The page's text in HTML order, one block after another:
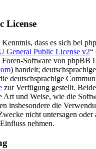
License
dass es sich bei
General Public License v2“
Foren-Software von phpBB
) handelt;
deutschsprachige
zur Verfügung gestellt.
Art und Weise, wie die
insbesondere die
nicht untersagen oder
nehmen.